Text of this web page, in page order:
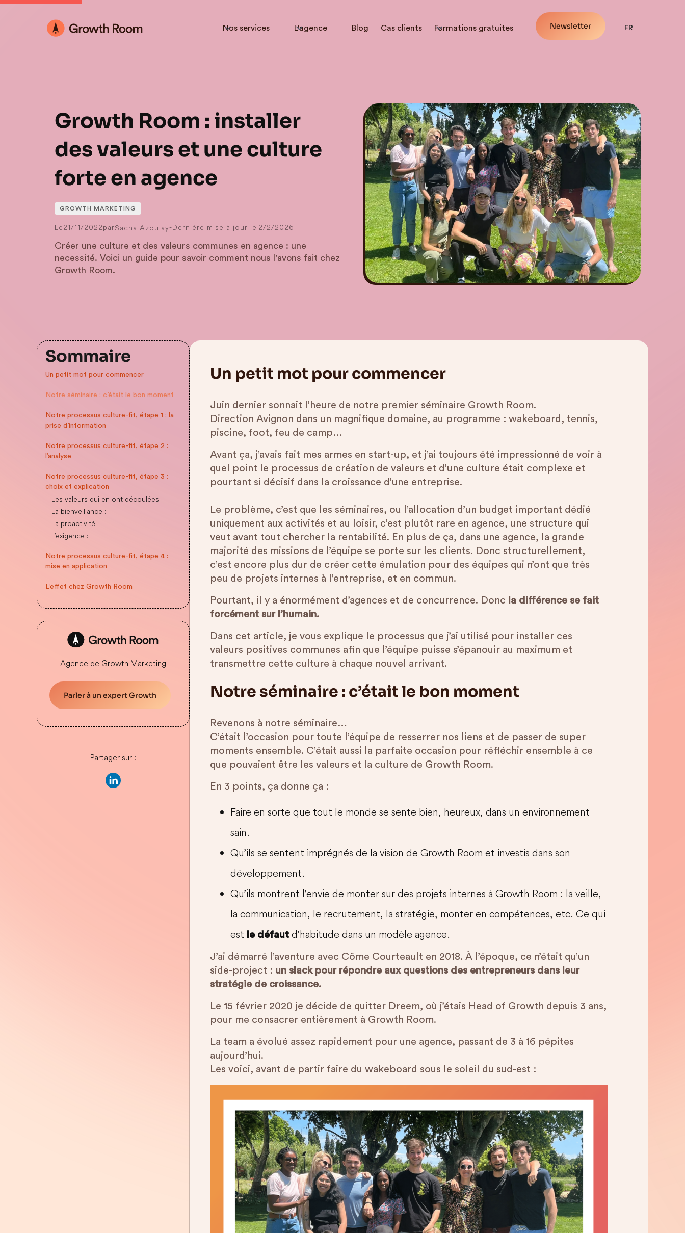
Growth Room : installer
des valeurs et une culture
forte en agence
GROWTH MARKETING
Le21/11/2022parSacha Azoulay-Dernière mise à jour le 2/2/2026
Créer une culture et des valeurs communes en agence : une
necessité. Voici un guide pour savoir comment nous l'avons fait chez
Growth Room.
Sommaire
Un petit mot pour commencer
Notre séminaire : c’était le bon moment
Notre processus culture-fit, étape 1 : la
prise d’information
Notre processus culture-fit, étape 2 :
l’analyse
Notre processus culture-fit, étape 3 :
choix et explication
Les valeurs qui en ont découlées :
La bienveillance :
La proactivité :
L’exigence :
Notre processus culture-fit, étape 4 :
mise en application
L’effet chez Growth Room
Agence de Growth Marketing
Parler à un expert Growth
Partager sur :
Un petit mot pour commencer
Juin dernier sonnait l’heure de notre premier séminaire Growth Room.
Direction Avignon dans un magnifique domaine, au programme : wakeboard, tennis,
piscine, foot, feu de camp…
Avant ça, j’avais fait mes armes en start-up, et j’ai toujours été impressionné de voir à
quel point le processus de création de valeurs et d’une culture était complexe et
pourtant si décisif dans la croissance d’une entreprise.
Le problème, c’est que les séminaires, ou l’allocation d’un budget important dédié
uniquement aux activités et au loisir, c’est plutôt rare en agence, une structure qui
veut avant tout chercher la rentabilité. En plus de ça, dans une agence, la grande
majorité des missions de l’équipe se porte sur les clients. Donc structurellement,
c’est encore plus dur de créer cette émulation pour des équipes qui n’ont que très
peu de projets internes à l’entreprise, et en commun.
Pourtant, il y a énormément d’agences et de concurrence. Donc la différence se fait
forcément sur l’humain.
Dans cet article, je vous explique le processus que j’ai utilisé pour installer ces
valeurs positives communes afin que l’équipe puisse s’épanouir au maximum et
transmettre cette culture à chaque nouvel arrivant.
Notre séminaire : c’était le bon moment
Revenons à notre séminaire…
C’était l’occasion pour toute l’équipe de resserrer nos liens et de passer de super
moments ensemble. C’était aussi la parfaite occasion pour réfléchir ensemble à ce
que pouvaient être les valeurs et la culture de Growth Room.
En 3 points, ça donne ça :
Faire en sorte que tout le monde se sente bien, heureux, dans un environnement
sain.
Qu’ils se sentent imprégnés de la vision de Growth Room et investis dans son
développement.
Qu’ils montrent l’envie de monter sur des projets internes à Growth Room : la veille,
la communication, le recrutement, la stratégie, monter en compétences, etc. Ce qui
est le défaut d’habitude dans un modèle agence.
J’ai démarré l’aventure avec Côme Courteault en 2018. À l’époque, ce n’était qu’un
side-project : un slack pour répondre aux questions des entrepreneurs dans leur
stratégie de croissance.
Le 15 février 2020 je décide de quitter Dreem, où j’étais Head of Growth depuis 3 ans,
pour me consacrer entièrement à Growth Room.
La team a évolué assez rapidement pour une agence, passant de 3 à 16 pépites
aujourd’hui.
Les voici, avant de partir faire du wakeboard sous le soleil du sud-est :
Nos services L'agence Blog Cas clients Formations gratuites Newsletter FR